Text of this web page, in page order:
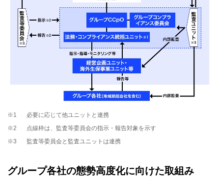
※1
必要に応じて他ユニットと連携
※2
点線枠は、監査等委員会の指示・報告対象を示す
※3
監査等委員会と監査ユニットは連携
グループ各社の態勢高度化に向けた取組み